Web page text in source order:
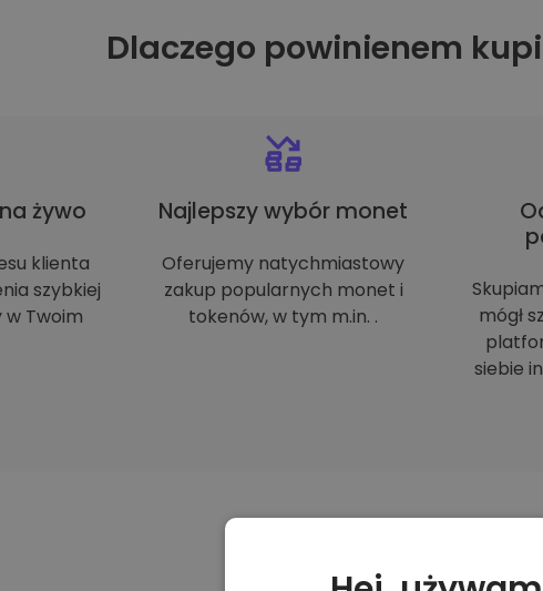
Dlaczego powinienem
żywo
klienta
szybkiej
Twoim
Najlepszy wybór monet
Oferujemy natychmiastowy
zakup popularnych monet i
tokenów, w tym m.in. .
mógł
siebie